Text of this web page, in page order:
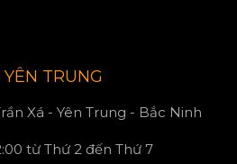
TRUNG
Xá - Yên Trung - Bắc Ninh
từ Thứ 2 đến Thứ 7